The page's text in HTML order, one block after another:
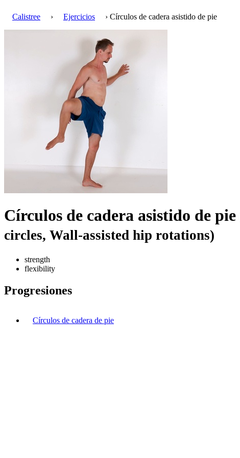
Calistree › Ejercicios › Círculos de cadera asistido de pie
Círculos de cadera asistido de pie
circles, Wall-assisted hip rotations)
strength
flexibility
Progresiones
Círculos de cadera de pie